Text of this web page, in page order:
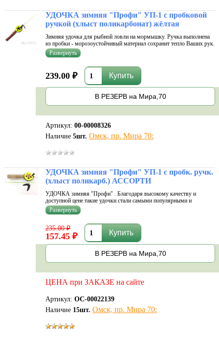
УДОЧКА зимняя "Профи" УП-1 с пробковой
ручкой (хлыст поликарбонат) жёлтая
Зимняя удочка для рыбной ловли на мормышку. Ручка выполнена
из пробки - морозоустойчивый материал сохранит тепло Ваших рук.
Дополнительные характеристики: диаметр катушки (мм): 58; длина
хлыста(см): 20; длина(см): 35; количество секций: 2; транспортная...
239.00 ₽
В РЕЗЕРВ на Мира,70
Артикул: 00-00008326
Наличие 5шт. Омск, пр. Мира 70:
УДОЧКА зимняя "Профи" УП-1 с пробк. ручк.
(хлыст поликарб.) АССОРТИ
УДОЧКА зимняя "Профи" . Благодаря высокому качеству и
доступной цене такие удочки стали самыми популярными и
массовыми зимними удочками на Российском рынке.
Многофункциональные, лёгкие, надёжные, удобные, "тёплые" в
235.00 ₽
157.45 ₽
В РЕЗЕРВ на Мира,70
ЦЕНА при ЗАКАЗЕ на сайте
Артикул: ОС-00022139
Наличие 15шт. Омск, пр. Мира 70: